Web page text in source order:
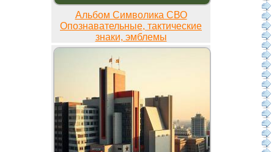
Альбом Символика СВО
Опознавательные, тактические
знаки, эмблемы